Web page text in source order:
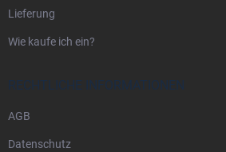
Lieferung
Wie kaufe ich ein?
RECHTLICHE INFORMATIONEN
AGB
Datenschutz